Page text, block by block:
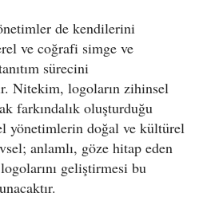
de kendilerini
ve coğrafi simge ve
sürecini
Nitekim, logoların zihinsel
farkındalık oluşturduğu
yönetimlerin doğal ve kültürel
anlamlı, göze hitap eden
geliştirmesi bu